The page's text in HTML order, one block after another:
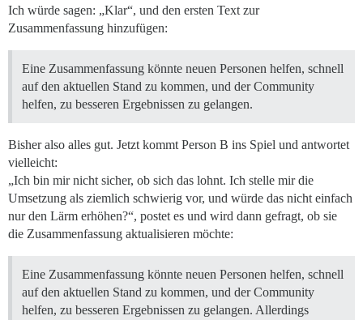
Ich würde sagen: „Klar“, und den ersten Text zur
Zusammenfassung hinzufügen:
Eine Zusammenfassung könnte neuen Personen helfen, schnell
auf den aktuellen Stand zu kommen, und der Community
helfen, zu besseren Ergebnissen zu gelangen.
Bisher also alles gut. Jetzt kommt Person B ins Spiel und antwortet
vielleicht:
„Ich bin mir nicht sicher, ob sich das lohnt. Ich stelle mir die
Umsetzung als ziemlich schwierig vor, und würde das nicht einfach
nur den Lärm erhöhen?“, postet es und wird dann gefragt, ob sie
die Zusammenfassung aktualisieren möchte:
Eine Zusammenfassung könnte neuen Personen helfen, schnell
auf den aktuellen Stand zu kommen, und der Community
helfen, zu besseren Ergebnissen zu gelangen. Allerdings